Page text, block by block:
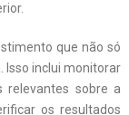
que não só
Isso inclui monitorar
relevantes sobre a
os resultados